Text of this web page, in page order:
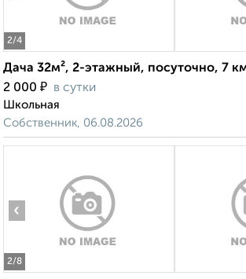
2/4
Дача 32м², 2-этажный, посуточно, 7
2 000 ₽ в сутки
Школьная
Собственник, 06.08.2026
2/8
‹